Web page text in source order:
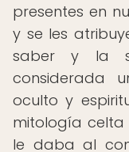
presentes en
y se les
saber y la
considerada
oculto y
mitología
le daba al